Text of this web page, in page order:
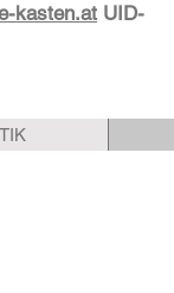
kasten.at UID-